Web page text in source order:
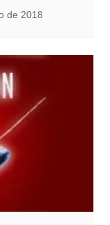
de 2018